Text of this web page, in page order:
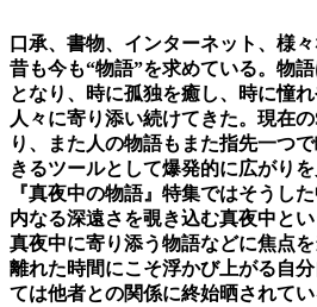
口承、書物、インターネット、様
昔も今も“物語”を求めている。物
となり、時に孤独を癒し、時に憧
人々に寄り添い続けてきた。現在
り、また人の物語もまた指先一つ
きるツールとして爆発的に広がり
『真夜中の物語』特集ではそうし
内なる深遠さを覗き込む真夜中と
真夜中に寄り添う物語などに焦点
離れた時間にこそ浮かび上がる自
ては他者との関係に終始晒されて